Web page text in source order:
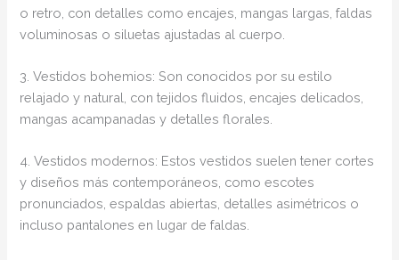
o retro, con detalles como encajes, mangas largas, faldas
voluminosas o siluetas ajustadas al cuerpo.
3. Vestidos bohemios: Son conocidos por su estilo
relajado y natural, con tejidos fluidos, encajes delicados,
mangas acampanadas y detalles florales.
4. Vestidos modernos: Estos vestidos suelen tener cortes
y diseños más contemporáneos, como escotes
pronunciados, espaldas abiertas, detalles asimétricos o
incluso pantalones en lugar de faldas.